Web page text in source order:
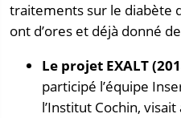
traitements sur le diabète
ont d’ores et déjà donné
Le projet EXALT
participé l’équipe
l’Institut Cochin,